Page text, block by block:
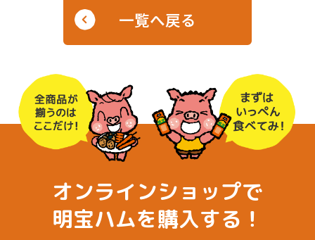
一覧へ戻る
オンラインショップで
明宝ハムを購入する！